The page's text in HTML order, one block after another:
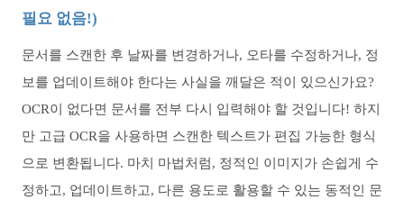
필요 없음!)
문서를 스캔한 후 날짜를 변경하거나, 오타를 수정하거나, 정
보를 업데이트해야 한다는 사실을 깨달은 적이 있으신가요?
OCR이 없다면 문서를 전부 다시 입력해야 할 것입니다! 하지
만 고급 OCR을 사용하면 스캔한 텍스트가 편집 가능한 형식
으로 변환됩니다. 마치 마법처럼, 정적인 이미지가 손쉽게 수
정하고, 업데이트하고, 다른 용도로 활용할 수 있는 동적인 문